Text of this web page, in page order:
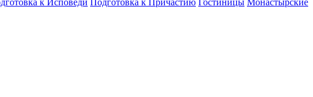
к Исповеди Подготовка к Причастию Гостиницы Монастырские